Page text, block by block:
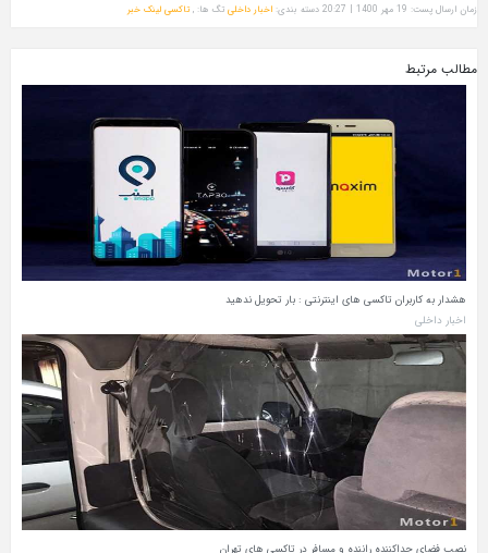
زمان ارسال پست: 19 مهر 1400 | 20:27 دسته بندی: اخبار داخلی تگ ها: , تاکسی لینک خبر
مطالب مرتبط
هشدار به کاربران تاکسی ‌های اینترنتی : بار تحویل ندهید
اخبار داخلی
نصب فضای جداکننده راننده و مسافر در تاکسی‌ های تهران